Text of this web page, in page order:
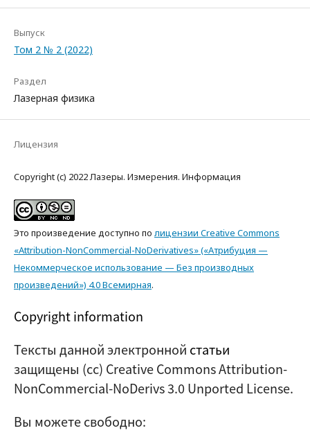
Выпуск
Том 2 № 2 (2022)
Раздел
Лазерная физика
Лицензия
Copyright (c) 2022 Лазеры. Измерения. Информация
Это произведение доступно по лицензии Creative Commons
«Attribution-NonCommercial-NoDerivatives» («Атрибуция —
Некоммерческое использование — Без производных
произведений») 4.0 Всемирная.
Copyright information
Тексты данной электронной статьи
защищены (cc) Creative Commons Attribution-
NonCommercial-NoDerivs 3.0 Unported License.
Вы можете свободно: